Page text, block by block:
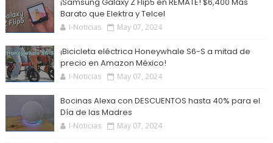
Barato que Elektra y Telcel
I-Noticias May 07, 2024
¡Bicicleta eléctrica Honeywhale S6-S a mitad de
precio en Amazon México!
I-Noticias May 07, 2024
Bocinas Alexa con DESCUENTOS hasta 40% para el
Día de las Madres
I-Noticias May 07, 2024